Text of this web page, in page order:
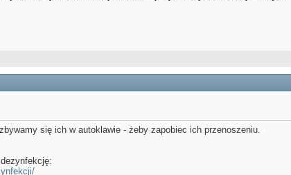
się ich w autoklawie - żeby zapobiec ich przenoszeniu.